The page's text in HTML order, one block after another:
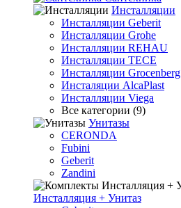
Инсталляции
Инсталляции Geberit
Инсталляции Grohe
Инсталляции REHAU
Инсталляции TECE
Инсталляции Grocenberg
Инсталяции AlcaPlast
Инсталляции Viega
Все категории (9)
Унитазы
CERONDA
Fubini
Geberit
Zandini
Инсталляция + Унитаз